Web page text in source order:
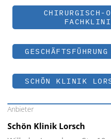
CHIRURGISCH-
GESCHÄFTSFÜHRUNG
SCHÖN KLINIK
Anbieter
Schön Klinik Lorsch